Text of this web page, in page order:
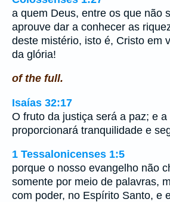
a quem Deus, entre os que não
aprouve dar a conhecer as
deste mistério, isto é, Cristo em
da glória!
of the full.
Isaías 32:17
O fruto da justiça será a paz; e
proporcionará tranquilidade e
1 Tessalonicenses 1:5
porque o nosso evangelho não
somente por meio de palavras,
com poder, no Espírito Santo, e